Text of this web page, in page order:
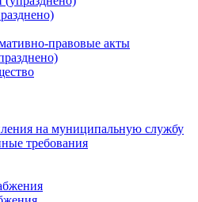
правовые акты
на муниципальную службу
требования